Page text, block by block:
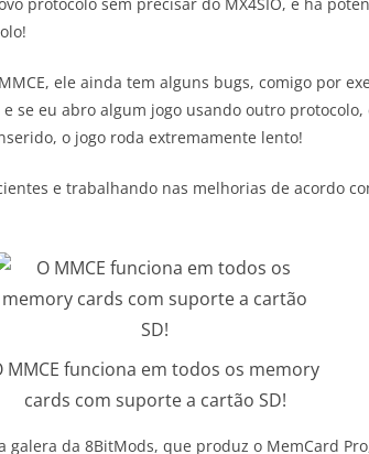
ele ainda tem alguns bugs, comigo por
se eu abro algum jogo usando outro protocolo,
o jogo roda extremamente lento!
e trabalhando nas melhorias de acordo
MMCE funciona em todos os memory
cards com suporte a cartão SD!
galera da 8BitMods, que produz o MemCard